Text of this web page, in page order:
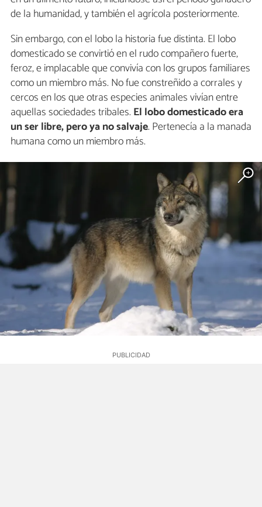
de la humanidad, y también el agrícola posteriormente.
Sin embargo, con el lobo la historia fue distinta. El lobo
domesticado se convirtió en el rudo compañero fuerte,
feroz, e implacable que convivía con los grupos familiares
como un miembro más. No fue constreñido a corrales y
cercos en los que otras especies animales vivían entre
aquellas sociedades tribales. El lobo domesticado era
un ser libre, pero ya no salvaje. Pertenecía a la manada
humana como un miembro más.